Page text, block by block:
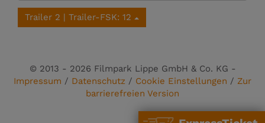
Trailer 2 | Trailer-FSK: 12
© 2013 - 2026 Filmpark Lippe GmbH & Co. KG -
Impressum / Datenschutz / Cookie Einstellungen / Zur
barrierefreien Version